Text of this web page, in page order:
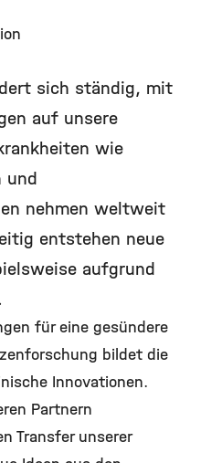
sich ständig, mit
auf unsere
wie
und
nehmen weltweit
entstehen neue
aufgrund
für eine gesündere
bildet die
Innovationen.
Partnern
Transfer unserer